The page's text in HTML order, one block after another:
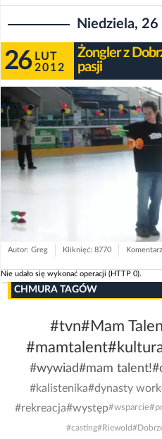
Niedziela,
26 LUT
2012
Żongler z
pasji
Autor: Greg Kliknięć: 8770
Nie udało się wykonać operacji (HTTP 0).
CHMURA TAGÓW
#tvn#Mam
#mamtalent
#wywiad#mam talent!
#kalistenika#dynasty
#rekreacja#występ#wsparcie
#casting#Riewold